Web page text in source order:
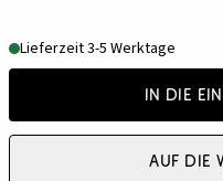
Lieferzeit 3-5 Werktage
In die
Auf die